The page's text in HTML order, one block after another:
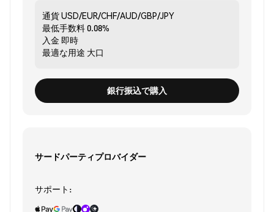
通貨USD/EUR/CHF/AUD/GBP/JPY
最低手数料0.08%
入金 即時
最適な用途 大口
銀行振込で購入
サードパーティプロバイダー
サポート: